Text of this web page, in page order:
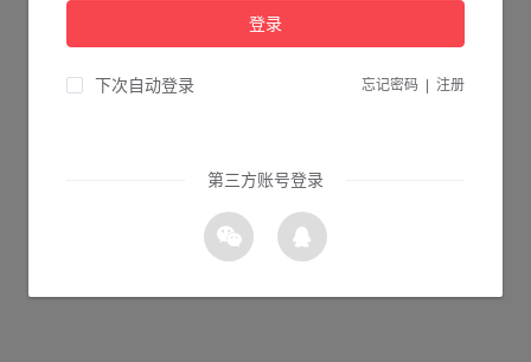
登录
下次自动登录 忘记密码 注册
第三方账号登录